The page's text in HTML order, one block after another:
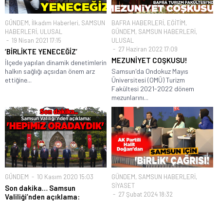
GÜNDEM, İlkadım Haberleri, SAMSUN
HABERLERİ, ULUSAL
19 Nisan 2021 17:15
‘BİRLİKTE YENECEĞİZ’
İlçede yapılan dinamik denetimlerin
halkın sağlığı açsıdan önem arz
ettiğine...
BAFRA HABERLERİ, EĞİTİM,
GÜNDEM, SAMSUN HABERLERİ,
ULUSAL
27 Haziran 2022 17:09
MEZUNİYET COŞKUSU!
Samsun'da Ondokuz Mayıs
Üniversitesi (OMÜ) Turizm
Fakültesi 2021-2022 dönem
mezunlarını...
GÜNDEM 10 Kasım 2020 15:03
Son dakika… Samsun
Valiliği’nden açıklama:
GÜNDEM, SAMSUN HABERLERİ,
SİYASET
27 Şubat 2024 18:32